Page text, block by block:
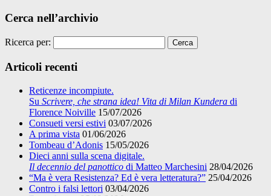
Cerca nell’archivio
Ricerca per:
Articoli recenti
Reticenze incompiute.
Su Scrivere, che strana idea! Vita di Milan Kundera di
Florence Noiville 15/07/2026
Consueti versi estivi 03/07/2026
A prima vista 01/06/2026
Tombeau d’Adonis 15/05/2026
Dieci anni sulla scena digitale.
Il decennio del panottico di Matteo Marchesini 28/04/2026
“Ma è vera Resistenza? Ed è vera letteratura?” 25/04/2026
Contro i falsi lettori 03/04/2026